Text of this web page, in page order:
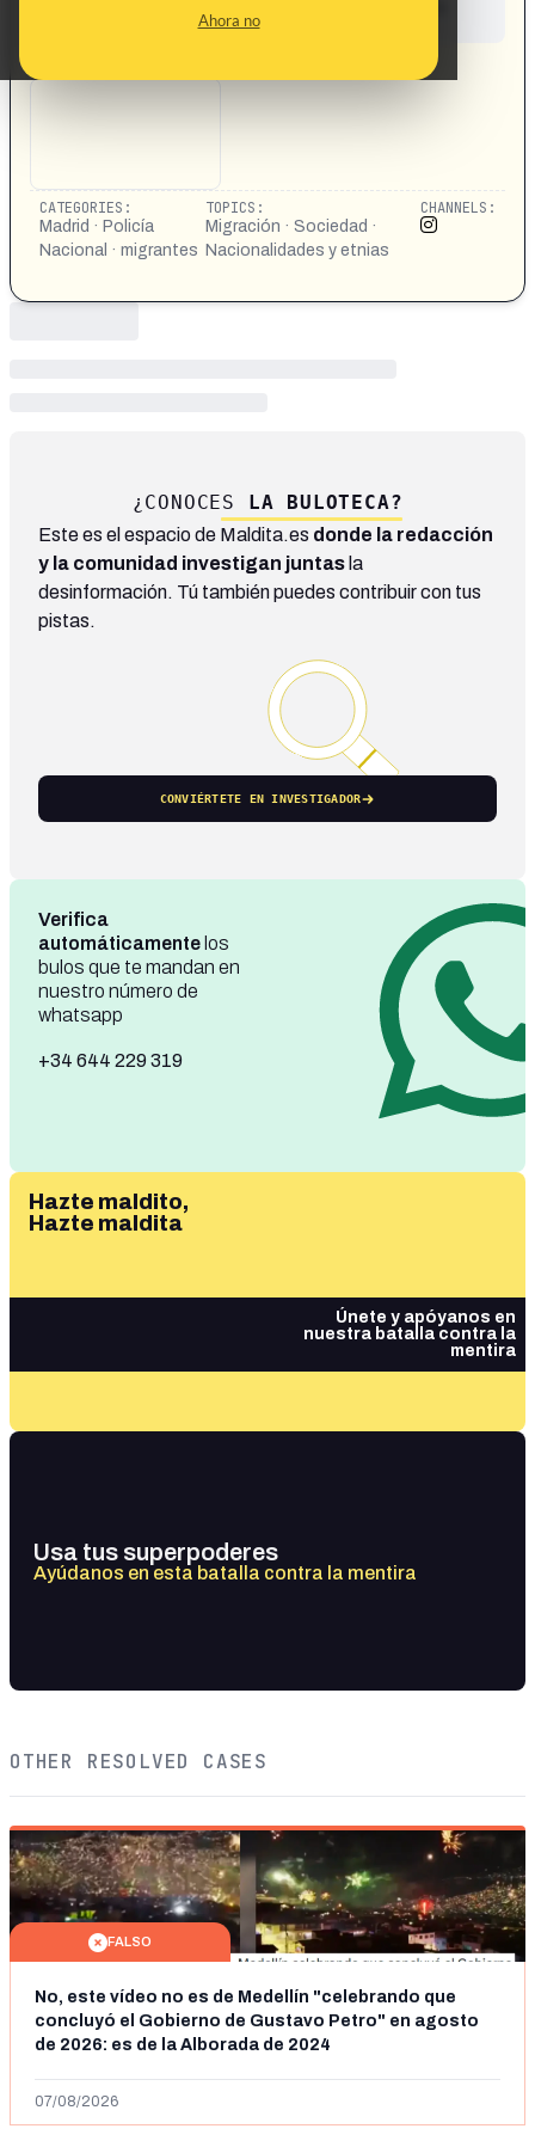
Ahora no
CATEGORIES:
Madrid · Policía
Nacional · migrantes
TOPICS:
Migración · Sociedad ·
Nacionalidades y etnias
CHANNELS:
¿CONOCES LA BULOTECA?
Este es el espacio de Maldita.es donde la redacción
y la comunidad investigan juntas la
desinformación. Tú también puedes contribuir con tus
pistas.
CONVIÉRTETE EN INVESTIGADOR
Verifica
automáticamente los
bulos que te mandan en
nuestro número de
whatsapp
+34 644 229 319
Hazte maldito,
Hazte maldita
Únete y apóyanos en
nuestra batalla contra la
mentira
Usa tus superpoderes
Ayúdanos en esta batalla contra la mentira
OTHER RESOLVED CASES
FALSO
No, este vídeo no es de Medellín "celebrando que
concluyó el Gobierno de Gustavo Petro" en agosto
de 2026: es de la Alborada de 2024
07/08/2026